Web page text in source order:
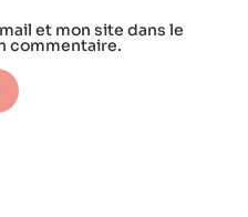
et mon site dans le
commentaire.